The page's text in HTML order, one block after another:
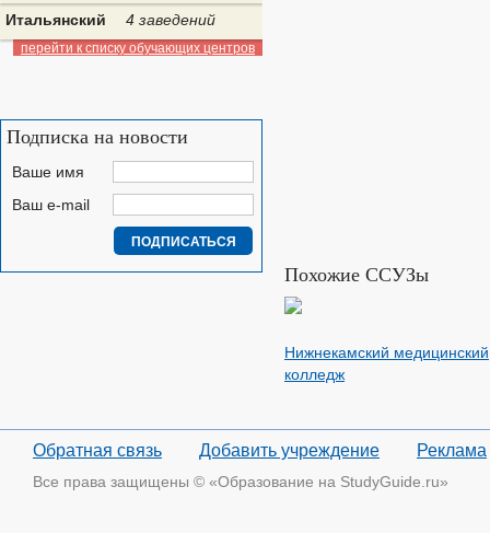
Похожие ССУЗы
Нижнекамский медицинский
колледж
Итальянский 4 заведений
перейти к списку обучающих центров
Подписка на новости
Ваше имя
Ваш e-mail
Обратная связь Добавить учреждение Реклама
Все права защищены © «Образование на StudyGuide.ru»